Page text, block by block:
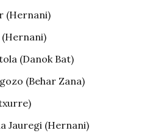
(Hernani)
(Danok Bat)
(Behar Zana)
Jauregi (Hernani)